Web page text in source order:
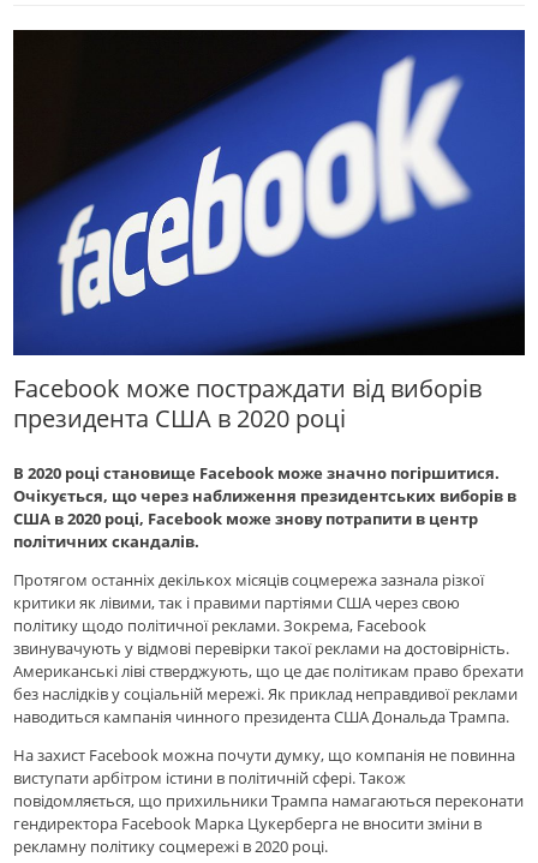
Facebook може постраждати від виборів
президента США в 2020 році
В 2020 році становище Facebook може значно погіршитися.
Очікується, що через наближення президентських виборів в
США в 2020 році, Facebook може знову потрапити в центр
політичних скандалів.
Протягом останніх декількох місяців соцмережа зазнала різкої
критики як лівими, так і правими партіями США через свою
політику щодо політичної реклами. Зокрема, Facebook
звинувачують у відмові перевірки такої реклами на достовірність.
Американські ліві стверджують, що це дає політикам право брехати
без наслідків у соціальній мережі. Як приклад неправдивої реклами
наводиться кампанія чинного президента США Дональда Трампа.
На захист Facebook можна почути думку, що компанія не повинна
виступати арбітром істини в політичній сфері. Також
повідомляється, що прихильники Трампа намагаються переконати
гендиректора Facebook Марка Цукерберга не вносити зміни в
рекламну політику соцмережі в 2020 році.